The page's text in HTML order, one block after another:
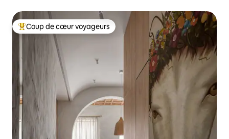
Coups de cœur voyageurs les plus appréciés
Coup de cœur voyageurs